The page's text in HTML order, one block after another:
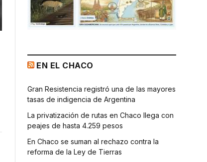
EN EL CHACO
Gran Resistencia registró una de las mayores
tasas de indigencia de Argentina
La privatización de rutas en Chaco llega con
peajes de hasta 4.259 pesos
En Chaco se suman al rechazo contra la
reforma de la Ley de Tierras